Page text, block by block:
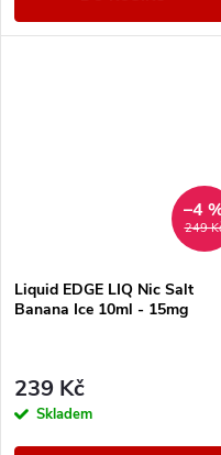
249
–4
Liquid EDGE LIQ Nic Salt
Banana Ice 10ml - 15mg
239 Kč
Skladem